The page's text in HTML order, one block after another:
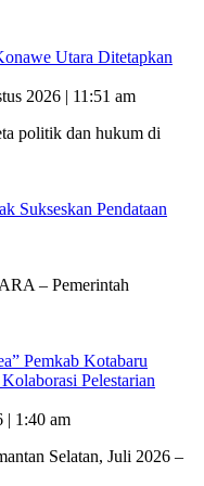
Utara Ditetapkan
2026 | 11:51 am
politik dan hukum di
Sukseskan Pendataan
– Pemerintah
Pemkab Kotabaru
Pelestarian
| 1:40 am
Selatan, Juli 2026 –